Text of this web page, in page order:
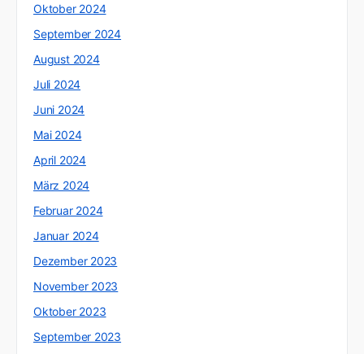
Oktober 2024
September 2024
August 2024
Juli 2024
Juni 2024
Mai 2024
April 2024
März 2024
Februar 2024
Januar 2024
Dezember 2023
November 2023
Oktober 2023
September 2023